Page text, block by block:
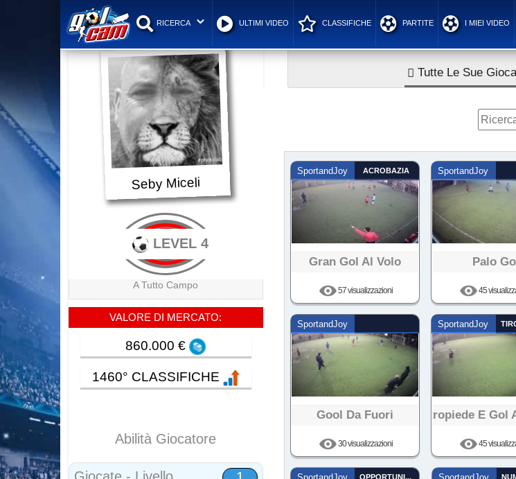
RICERCA ULTIMI VIDEO CLASSIFICHE PARTITE I MIEI VIDEO
Seby Miceli
LEVEL 4
A Tutto Campo
VALORE DI MERCATO:
860.000 €
1460° CLASSIFICHE
Abilità Giocatore
Tutte Le Sue
SportandJoy ACROBAZIA
Gran Gol Al Volo
57 visualizzazioni
SportandJoy
Palo
45
SportandJoy
Gool Da Fuori
30 visualizzazioni
SportandJoy
Contropiede E Gol
45
OPPORTUNISTA